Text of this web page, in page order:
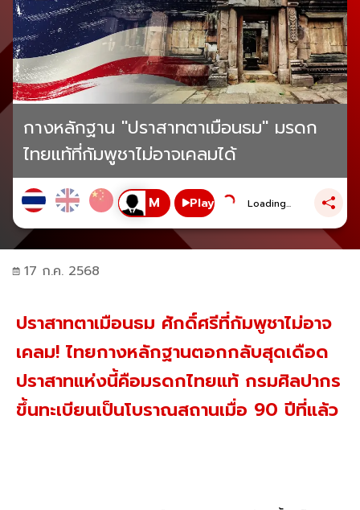
กางหลักฐาน "ปราสาทตาเมือนธม" มรดก
ไทยแท้ที่กัมพูชาไม่อาจเคลมได้
Play Loading...
17 ก.ค. 2568
ปราสาทตาเมือนธม ศักดิ์ศรีที่กัมพูชาไม่อาจ
เคลม! ไทยกางหลักฐานตอกกลับสุดเดือด
ปราสาทแห่งนี้คือมรดกไทยแท้ กรมศิลปากร
ขึ้นทะเบียนเป็นโบราณสถานเมื่อ 90 ปีที่แล้ว